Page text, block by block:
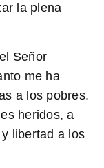
la plena
Señor
me ha
a los pobres.
heridos, a
libertad a los